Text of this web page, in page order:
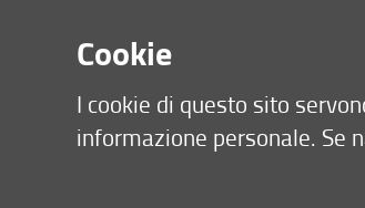
Area personale
Cookie
I cookie di questo sito
informazione personale. Se